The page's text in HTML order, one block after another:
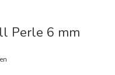
Perle 6 mm